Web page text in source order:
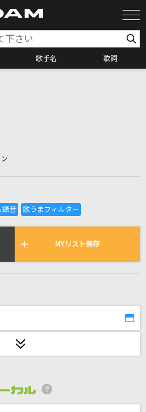
歌手名 歌詞
りれき
われている曲の一覧
MYリスト保存